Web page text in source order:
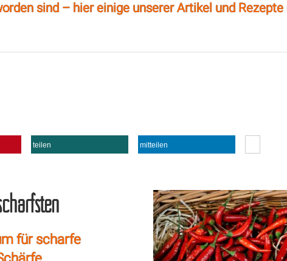
sind – hier einige unserer Artikel und
teilen mitteilen
für scharfe